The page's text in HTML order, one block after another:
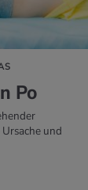
Po
und